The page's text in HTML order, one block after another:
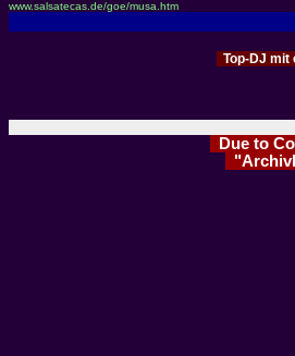
www.salsatecas.de/goe/musa.htm
Top-DJ mit
Due to